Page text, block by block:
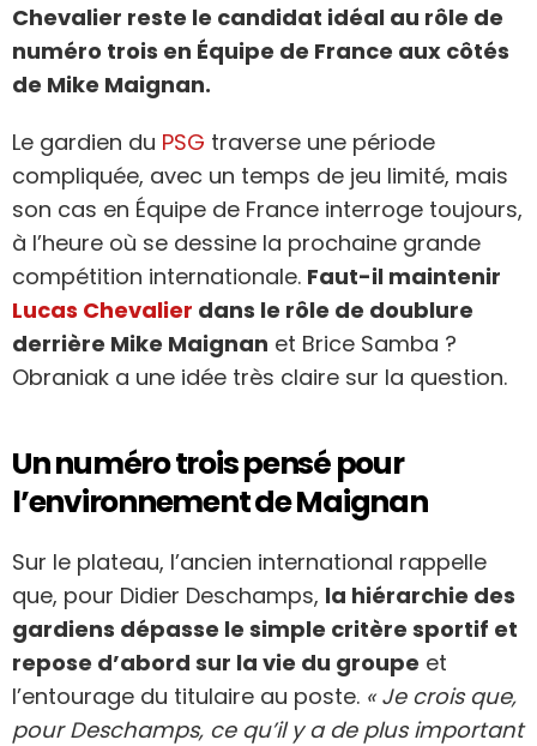
Chevalier reste le candidat idéal au rôle de
numéro trois en Équipe de France aux côtés
de Mike Maignan.
Le gardien du PSG traverse une période
compliquée, avec un temps de jeu limité, mais
son cas en Équipe de France interroge toujours,
à l’heure où se dessine la prochaine grande
compétition internationale. Faut-il maintenir
Lucas Chevalier dans le rôle de doublure
derrière Mike Maignan et Brice Samba ?
Obraniak a une idée très claire sur la question.
Un numéro trois pensé pour
l’environnement de Maignan
Sur le plateau, l’ancien international rappelle
que, pour Didier Deschamps, la hiérarchie des
gardiens dépasse le simple critère sportif et
repose d’abord sur la vie du groupe et
l’entourage du titulaire au poste. « Je crois que,
pour Deschamps, ce qu’il y a de plus important